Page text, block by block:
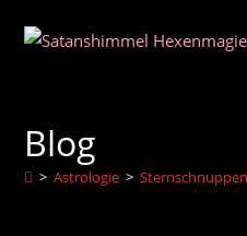
Inhalt
Blog
> Astrologie >